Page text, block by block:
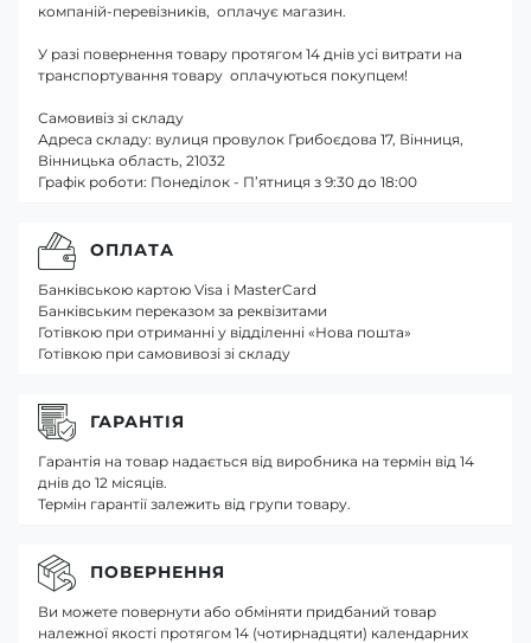
компаній-перевізників, оплачує магазин.
У разі повернення товару протягом 14 днів усі витрати на
транспортування товару оплачуються покупцем!
Самовивіз зі складу
Адреса складу: вулиця провулок Грибоєдова 17, Вінниця,
Вінницька область, 21032
Графік роботи: Понеділок - П’ятниця з 9:30 до 18:00
ОПЛАТА
Банківською картою Visa і MasterCard
Банківським переказом за реквізитами
Готівкою при отриманні у відділенні «Нова пошта»
Готівкою при самовивозі зі складу
ГАРАНТІЯ
Гарантія на товар надається від виробника на термін від 14
днів до 12 місяців.
Термін гарантії залежить від групи товару.
ПОВЕРНЕННЯ
Ви можете повернути або обміняти придбаний товар
належної якості протягом 14 (чотирнадцяти) календарних